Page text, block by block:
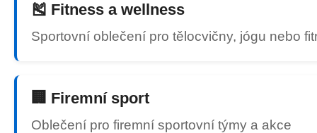
🎽 Fitness a wellness
Sportovní oblečení pro tělocvičny, jógu nebo
🏢 Firemní sport
Oblečení pro firemní sportovní týmy a akce